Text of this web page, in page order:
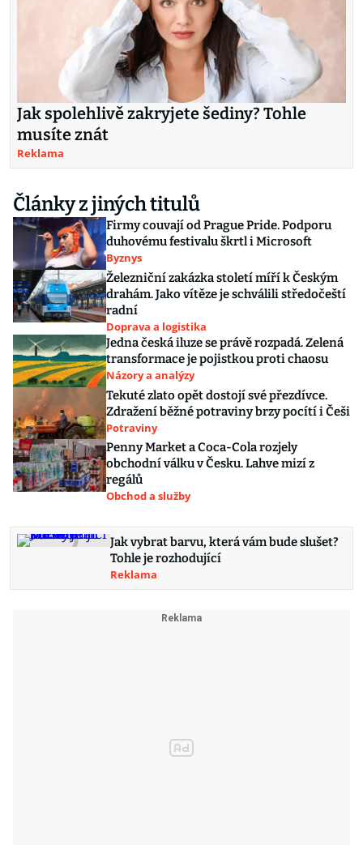
Jak spolehlivě zakryjete šediny? Tohle
musíte znát
Reklama
Články z jiných titulů
Firmy couvají od Prague Pride. Podporu
duhovému festivalu škrtl i Microsoft
Byznys
Železniční zakázka století míří k Českým
drahám. Jako vítěze je schválili středočeští
radní
Doprava a logistika
Jedna česká iluze se právě rozpadá. Zelená
transformace je pojistkou proti chaosu
Názory a analýzy
Tekuté zlato opět dostojí své přezdívce.
Zdražení běžné potraviny brzy pocítí i Češi
Potraviny
Penny Market a Coca-Cola rozjely
obchodní válku v Česku. Lahve mizí z
regálů
Obchod a služby
Jak vybrat barvu, která vám bude slušet?
Tohle je rozhodující
Reklama